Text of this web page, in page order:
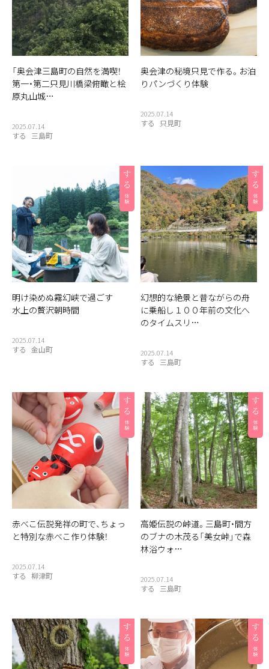
「奥会津三島町の自然を満喫！
第一・第二只見川橋梁俯瞰と桧
原丸山城…
2025.07.14
する 三島町
奥会津の秘境只見で作る。お泊
りパンづくり体験
2025.07.14
する 只見町
明け染めぬ霧幻峡で過ごす
水上の贅沢朝時間
2025.07.14
する 金山町
幻想的な絶景と昔ながらの舟
に乗船し１００年前の文化へ
のタイムスリ…
2025.07.14
する 三島町
赤べこ伝説発祥の町で、ちょっ
と特別な赤べこ作り体験！
2025.07.14
する 柳津町
高姫伝説の峠道。三島町・間方
のブナの木茂る「美女峠」で森
林浴ウォ…
2025.07.14
する 三島町